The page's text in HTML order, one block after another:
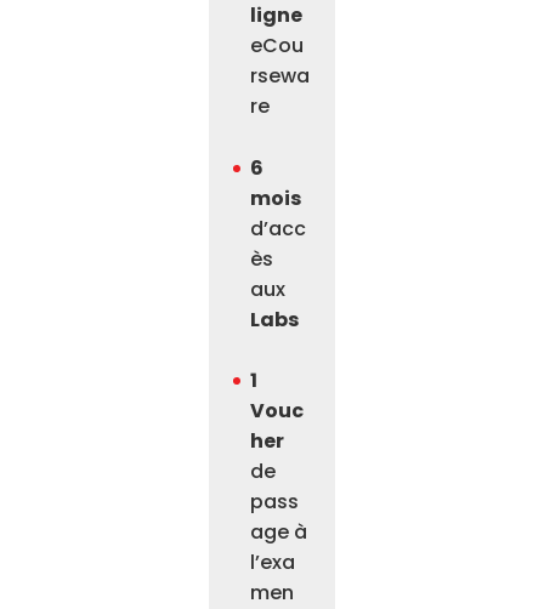
ligne
eCou
rsewa
re
6
mois
d’acc
ès
aux
Labs
1
Vouc
her
de
pass
age à
l’exa
men